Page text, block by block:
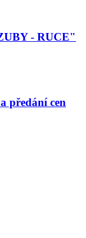
- RUCE"
předání cen